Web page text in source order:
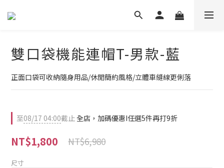
雙口袋機能連帽T-男款-藍
正面口袋可收納隨身用品/休閒簡約風格/立體車縫線更俐落
至08/17 04:00截止全店，加碼優惠I任選5件再打9折
NT$1,800 NT$6,980
尺寸